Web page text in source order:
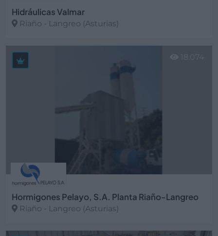
Hidráulicas Valmar
Riaño - Langreo (Asturias)
Hormigones Pelayo, S.A. Planta Riaño-Langreo
Riaño - Langreo (Asturias)
Ver más